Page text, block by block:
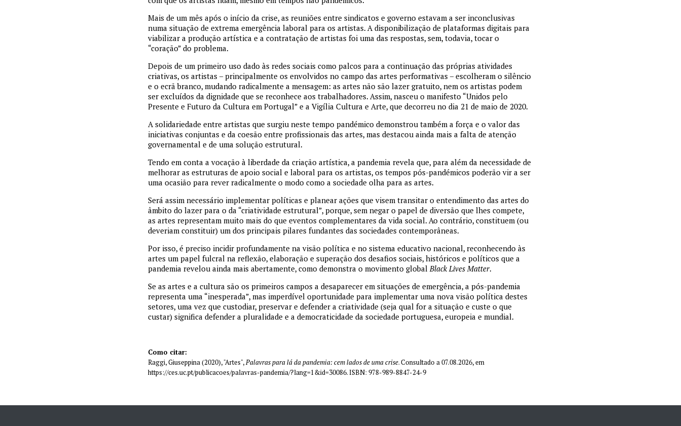
Mais de um mês após o início da crise, as reuniões entre sindicatos e governo estavam a ser inconclusivas
numa situação de extrema emergência laboral para os artistas. A disponibilização de plataformas digitais para
viabilizar a produção artística e a contratação de artistas foi uma das respostas, sem, todavia, tocar o
“coração” do problema.
Depois de um primeiro uso dado às redes sociais como palcos para a continuação das próprias atividades
criativas, os artistas – principalmente os envolvidos no campo das artes performativas – escolheram o silêncio
e o ecrã branco, mudando radicalmente a mensagem: as artes não são lazer gratuito, nem os artistas podem
ser excluídos da dignidade que se reconhece aos trabalhadores. Assim, nasceu o manifesto “Unidos pelo
Presente e Futuro da Cultura em Portugal” e a Vigília Cultura e Arte, que decorreu no dia 21 de maio de 2020.
A solidariedade entre artistas que surgiu neste tempo pandémico demonstrou também a força e o valor das
iniciativas conjuntas e da coesão entre profissionais das artes, mas destacou ainda mais a falta de atenção
governamental e de uma solução estrutural.
Tendo em conta a vocação à liberdade da criação artística, a pandemia revela que, para além da necessidade de
melhorar as estruturas de apoio social e laboral para os artistas, os tempos pós-pandémicos poderão vir a ser
uma ocasião para rever radicalmente o modo como a sociedade olha para as artes.
Será assim necessário implementar políticas e planear ações que visem transitar o entendimento das artes do
âmbito do lazer para o da “criatividade estrutural”, porque, sem negar o papel de diversão que lhes compete,
as artes representam muito mais do que eventos complementares da vida social. Ao contrário, constituem (ou
deveriam constituir) um dos principais pilares fundantes das sociedades contemporâneas.
Por isso, é preciso incidir profundamente na visão política e no sistema educativo nacional, reconhecendo às
artes um papel fulcral na reflexão, elaboração e superação dos desafios sociais, históricos e políticos que a
pandemia revelou ainda mais abertamente, como demonstra o movimento globalBlack Lives Matter.
Se as artes e a cultura são os primeiros campos a desaparecer em situações de emergência, a pós-pandemia
representa uma “inesperada”, mas imperdível oportunidade para implementar uma nova visão política destes
setores, uma vez que custodiar, preservar e defender a criatividade (seja qual for a situação e custe o que
custar) significa defender a pluralidade e a democraticidade da sociedade portuguesa, europeia e mundial.
Como citar:
Raggi, Giuseppina (2020), "Artes", Palavras para lá da pandemia: cem lados de uma crise. Consultado a 07.08.2026, em
https://ces.uc.pt/publicacoes/palavras-pandemia/?lang=1&id=30086. ISBN: 978-989-8847-24-9